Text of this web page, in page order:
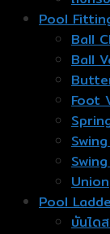
Pool
Ball
Ball
Foot
Union
Pool
บันได